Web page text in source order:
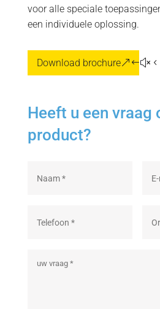
voor alle speciale
een individuele oplossing.
Download brochure
Heeft u een vraag
product?